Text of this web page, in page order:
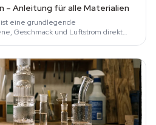
– Anleitung für alle Materialien
eine grundlegende
Geschmack und Luftstrom direkt